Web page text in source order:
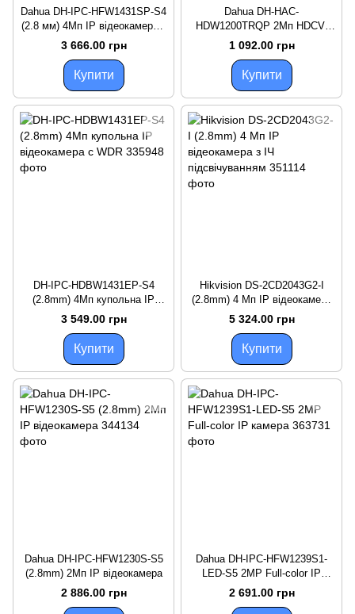
Dahua DH-IPC-HFW1431SP-S4
(2.8 мм) 4Mп IP відеокамера з
WDR
3 666.00 грн
Купити
Dahua DH-HAC-
HDW1200TRQP 2Mп HDCVI
відеокамера (2.8 мм)
1 092.00 грн
Купити
DH-IPC-HDBW1431EP-S4
(2.8mm) 4Mп купольна IP
відеокамера c WDR
3 549.00 грн
Купити
Hikvision DS-2CD2043G2-I
(2.8mm) 4 Мп IP відеокамера
з ІЧ підсвічуванням
5 324.00 грн
Купити
Dahua DH-IPC-HFW1230S-S5
(2.8mm) 2Mп IP відеокамера
2 886.00 грн
Dahua DH-IPC-HFW1239S1-
LED-S5 2MP Full-color IP
камера
2 691.00 грн